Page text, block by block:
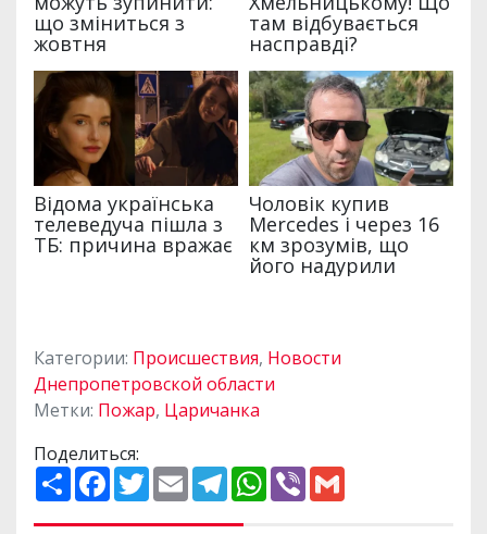
Категории: Происшествия, Новости
Днепропетровской области
Метки: Пожар, Царичанка
Поделиться:
П
о
и
F
a
e
T
w
t
E
m
i
T
e
e
W
h
V